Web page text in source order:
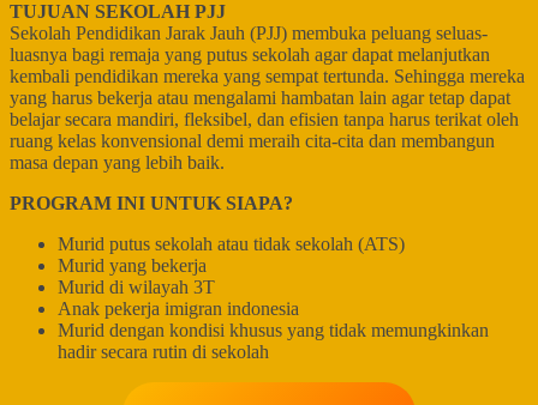
TUJUAN SEKOLAH PJJ
Sekolah Pendidikan Jarak Jauh (PJJ) membuka peluang seluas-
luasnya bagi remaja yang putus sekolah agar dapat melanjutkan
kembali pendidikan mereka yang sempat tertunda. Sehingga mereka
yang harus bekerja atau mengalami hambatan lain agar tetap dapat
belajar secara mandiri, fleksibel, dan efisien tanpa harus terikat oleh
ruang kelas konvensional demi meraih cita-cita dan membangun
masa depan yang lebih baik.
PROGRAM INI UNTUK SIAPA?
Murid putus sekolah atau tidak sekolah (ATS)
Murid yang bekerja
Murid di wilayah 3T
Anak pekerja imigran indonesia
Murid dengan kondisi khusus yang tidak memungkinkan
hadir secara rutin di sekolah